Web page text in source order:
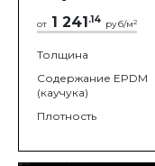
от 1 241 .14 руб/м2
Толщина
Содержание EPDM
(каучука)
Плотность